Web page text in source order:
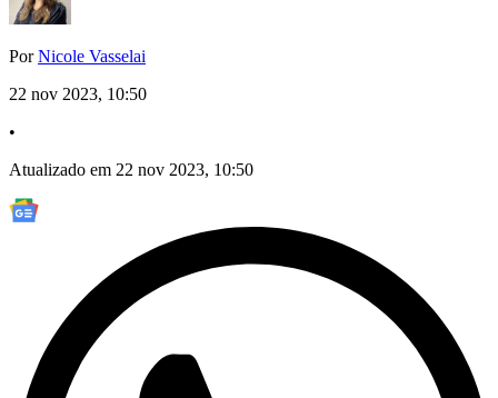
PorNicole Vasselai
22 nov 2023, 10:50
•
Atualizado em 22 nov 2023, 10:50